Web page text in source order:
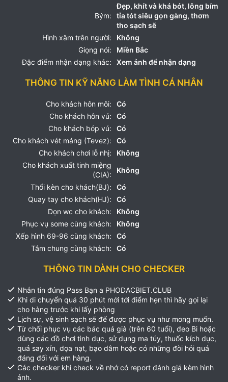
Bým:
Đẹp, khít và khá bót, lông bím
tỉa tót siêu gọn gàng, thơm
tho sạch sẽ
Hình xăm trên người:
Không
Giọng nói:
Miền Bắc
Đặc điểm nhận dạng khác:
Xem ảnh để nhận dạng
THÔNG TIN KỸ NĂNG LÀM TÌNH CÁ NHÂN
Cho khách hôn môi:
Có
Cho khách hôn vú:
Có
Cho khách bóp vú:
Có
Cho khách vét máng (Tevez):
Có
Cho khách chơi lỗ nhị:
Không
Cho khách xuất tinh miệng
(CIA):
Không
Thổi kèn cho khách(BJ):
Có
Quay tay cho khách(HJ):
Có
Dọn wc cho khách:
Không
Phục vụ some cùng khách:
Không
Xếp hình 69-96 cùng khách:
Có
Tắm chung cùng khách:
Có
THÔNG TIN DÀNH CHO CHECKER
Nhắn tin đúng Pass Bạn a PHODACBIET.CLUB
Khi di chuyển quá 30 phút mới tới điểm hẹn thì hãy gọi lại
cho hàng trước khi lấy phòng
Lịch sự, vệ sinh sạch sẽ để được phục vụ như mong muốn.
Từ chối phục vụ các bác quá già (trên 60 tuổi), đeo Bi hoặc
dùng các đồ chơi tình dục, sử dụng ma túy, thuốc kích dục,
quá say xỉn, dọa nạt, bạo dâm hoặc có những đòi hỏi quá
đáng đối với em hàng.
Các checker khi check về nhớ có report đánh giá kèm hình
ảnh.